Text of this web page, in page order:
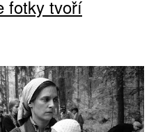
fotky tvoří